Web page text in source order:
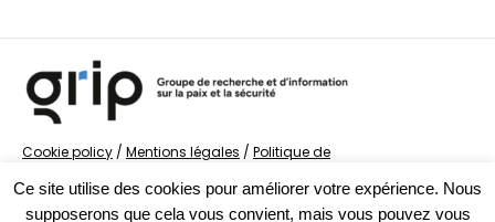
Cookie policy / Mentions légales / Politique de
la Sécurité
Ce site utilise des cookies pour améliorer votre expérience. Nous
supposerons que cela vous convient, mais vous pouvez vous